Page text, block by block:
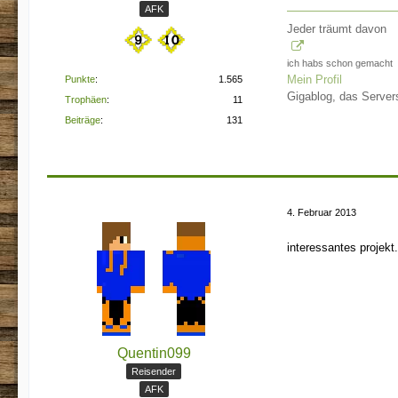
AFK
Punkte
1.565
Trophäen
11
Beiträge
131
Jeder träumt davon
ich habs schon gemacht
Mein Profil
Gigablog, das
Quentin099
Reisender
AFK
4. Februar 2013
interessantes projekt...